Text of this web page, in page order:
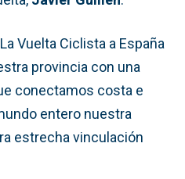
Vuelta Ciclista a España
provincia con una
conectamos costa e
entero nuestra
estrecha vinculación